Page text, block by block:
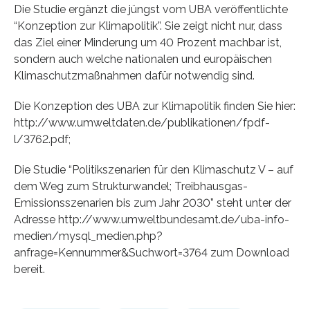
Die Studie ergänzt die jüngst vom UBA veröffentlichte
“Konzeption zur Klimapolitik”. Sie zeigt nicht nur, dass
das Ziel einer Minderung um 40 Prozent machbar ist,
sondern auch welche nationalen und europäischen
Klimaschutzmaßnahmen dafür notwendig sind.
Die Konzeption des UBA zur Klimapolitik finden Sie hier:
http://www.umweltdaten.de/publikationen/fpdf-
l/3762.pdf;
Die Studie “Politikszenarien für den Klimaschutz V – auf
dem Weg zum Strukturwandel; Treibhausgas-
Emissionsszenarien bis zum Jahr 2030” steht unter der
Adresse http://www.umweltbundesamt.de/uba-info-
medien/mysql_medien.php?
anfrage=Kennummer&Suchwort=3764 zum Download
bereit.